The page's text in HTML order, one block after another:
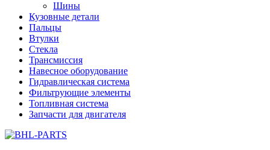
Шины
Кузовные детали
Пальцы
Втулки
Стекла
Трансмиссия
Навесное оборудование
Гидравлическая система
Фильтрующие элементы
Топливная система
Запчасти для двигателя